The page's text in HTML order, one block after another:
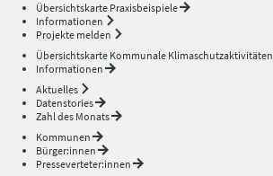
Übersichtskarte Praxisbeispiele
Informationen
Projekte melden
Übersichtskarte Kommunale Klimaschutzaktivitäten
Informationen
Aktuelles
Datenstories
Zahl des Monats
Kommunen
Bürger:innen
Presseverteter:innen